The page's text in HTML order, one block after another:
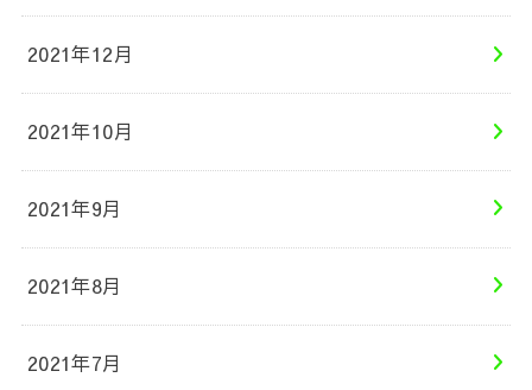
2021年12月
2021年10月
2021年9月
2021年8月
2021年7月